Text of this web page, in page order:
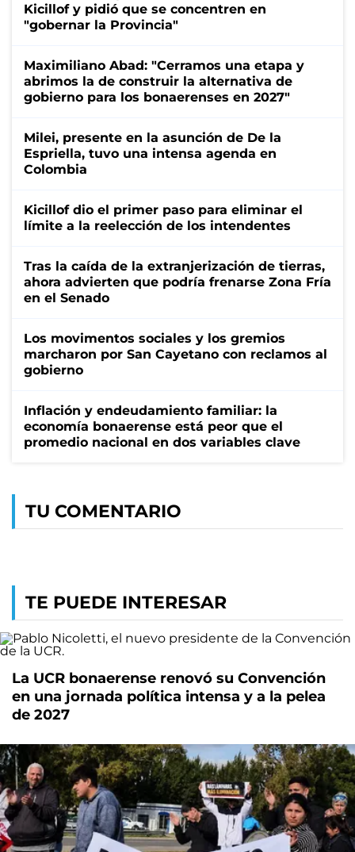
Kicillof y pidió que se concentren en
"gobernar la Provincia"
Maximiliano Abad: "Cerramos una etapa y
abrimos la de construir la alternativa de
gobierno para los bonaerenses en 2027"
Milei, presente en la asunción de De la
Espriella, tuvo una intensa agenda en
Colombia
Kicillof dio el primer paso para eliminar el
límite a la reelección de los intendentes
Tras la caída de la extranjerización de tierras,
ahora advierten que podría frenarse Zona Fría
en el Senado
Los movimentos sociales y los gremios
marcharon por San Cayetano con reclamos al
gobierno
Inflación y endeudamiento familiar: la
economía bonaerense está peor que el
promedio nacional en dos variables clave
TU COMENTARIO
TE PUEDE INTERESAR
La UCR bonaerense renovó su Convención
en una jornada política intensa y a la pelea
de 2027